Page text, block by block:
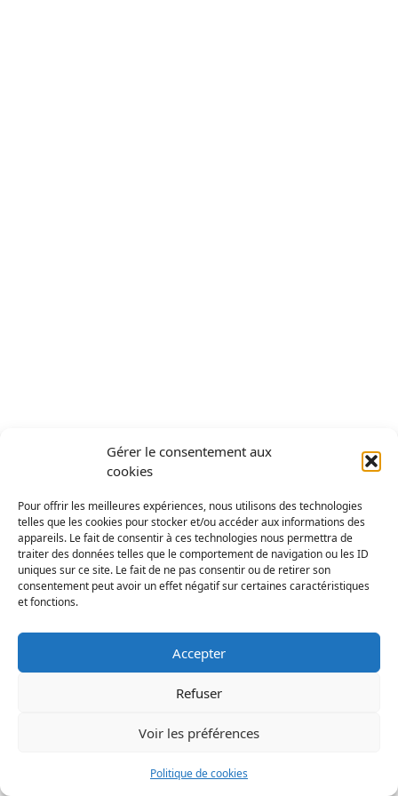
Gérer le consentement aux
cookies
Pour offrir les meilleures expériences, nous utilisons des technologies
telles que les cookies pour stocker et/ou accéder aux informations des
appareils. Le fait de consentir à ces technologies nous permettra de
traiter des données telles que le comportement de navigation ou les ID
uniques sur ce site. Le fait de ne pas consentir ou de retirer son
consentement peut avoir un effet négatif sur certaines caractéristiques
et fonctions.
Accepter
Refuser
Voir les préférences
Politique de cookies